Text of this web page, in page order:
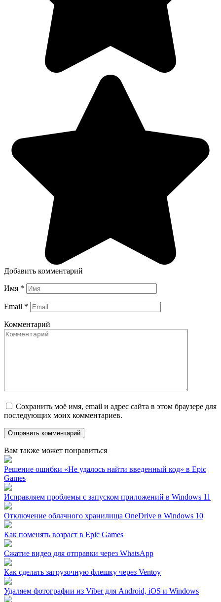
Добавить комментарий
Имя *
Email *
Комментарий
Сохранить моё имя, email и адрес сайта в этом браузере для
последующих моих комментариев.
Вам также может понравиться
Решение ошибки «Не удалось найти введенный код» в Epic
Games
Исправляем проблемы с запуском приложений в Windows 11
Отключение облачного хранилища OneDrive в Windows 10
Как поменять возраст в Epic Games
Сжатие видео для отправки через WhatsApp
Как сделать загрузочную флешку через Ventoy
Удаляем фотографии из Viber для Android, iOS и Windows